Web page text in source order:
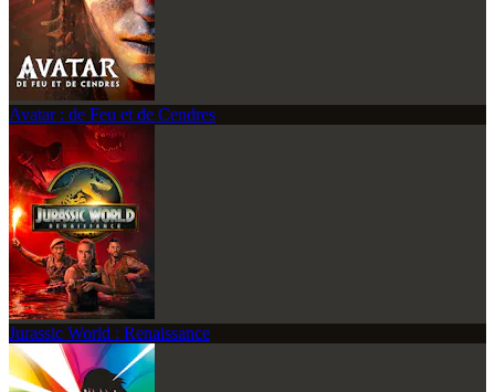
Avatar : de Feu et de Cendres
Jurassic World : Renaissance